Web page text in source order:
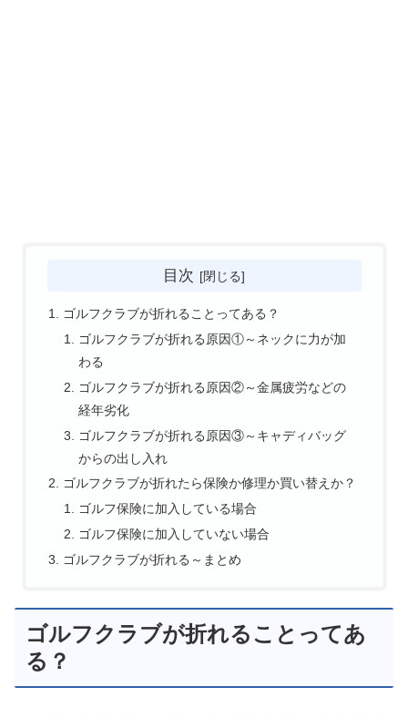
目次
ゴルフクラブが折れることってある？
ゴルフクラブが折れる原因①～ネックに力が加
わる
ゴルフクラブが折れる原因②～金属疲労などの
経年劣化
ゴルフクラブが折れる原因③～キャディバッグ
からの出し入れ
ゴルフクラブが折れたら保険か修理か買い替えか？
ゴルフ保険に加入している場合
ゴルフ保険に加入していない場合
ゴルフクラブが折れる～まとめ
ゴルフクラブが折れることってあ
る？